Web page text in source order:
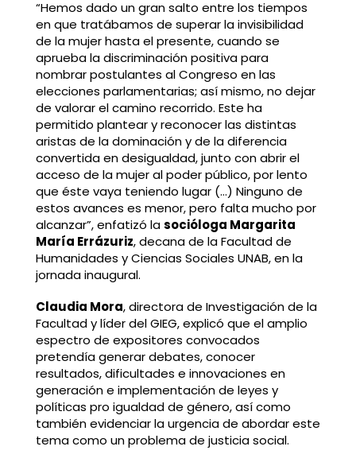
“Hemos dado un gran salto entre los tiempos
en que tratábamos de superar la invisibilidad
de la mujer hasta el presente, cuando se
aprueba la discriminación positiva para
nombrar postulantes al Congreso en las
elecciones parlamentarias; así mismo, no dejar
de valorar el camino recorrido. Este ha
permitido plantear y reconocer las distintas
aristas de la dominación y de la diferencia
convertida en desigualdad, junto con abrir el
acceso de la mujer al poder público, por lento
que éste vaya teniendo lugar (…) Ninguno de
estos avances es menor, pero falta mucho por
alcanzar”, enfatizó lasocióloga Margarita
María Errázuriz, decana de la Facultad de
Humanidades y Ciencias Sociales UNAB, en la
jornada inaugural.
Claudia Mora, directora de Investigación de la
Facultad y líder del GIEG, explicó que el amplio
espectro de expositores convocados
pretendía generar debates, conocer
resultados, dificultades e innovaciones en
generación e implementación de leyes y
políticas pro igualdad de género, así como
también evidenciar la urgencia de abordar este
tema como un problema de justicia social.